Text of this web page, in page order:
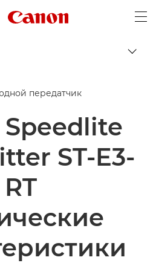
Canon Logo, back
RT
передатчик
Speedlite
ST-E3-
RT